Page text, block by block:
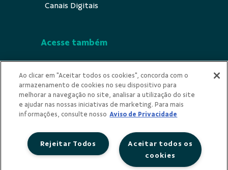
Canais Digitais
Acesse também
Indícios de Ilicitude
Privacidade
Ao clicar em "Aceitar todos os cookies", concorda com o
armazenamento de cookies no seu dispositivo para
melhorar a navegação no site, analisar a utilização do site
e ajudar nas nossas iniciativas de marketing. Para mais
informações, consulte nosso Aviso de Privacidade
Aceitar todos os
cookies
Rejeitar Todos